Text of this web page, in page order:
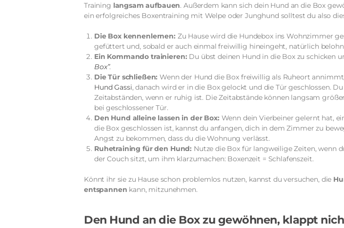
Training langsam aufbauen. Außerdem kann sich dein Hund an die Box
ein erfolgreiches Boxentraining mit Welpe oder Junghund solltest du also
Die Box kennenlernen: Zu Hause wird die Hundebox ins Wohnzimmer
gefüttert und, sobald er auch einmal freiwillig hineingeht, natürlich
Ein Kommando trainieren: Du übst deinen Hund in die Box zu schicken
Box”.
Die Tür schließen: Wenn der Hund die Box freiwillig als Ruheort
Hund Gassi, danach wird er in die Box gelockt und die Tür geschlossen.
Zeitabständen, wenn er ruhig ist. Die Zeitabstände können langsam
bei geschlossener Tür.
Den Hund alleine lassen in der Box: Wenn dein Vierbeiner gelernt hat,
die Box geschlossen ist, kannst du anfangen, dich in dem Zimmer zu
Angst zu bekommen, dass du die Wohnung verlässt.
Ruhetraining für den Hund: Nutze die Box für langweilige Zeiten, wenn
der Couch sitzt, um ihm klarzumachen: Boxenzeit = Schlafenszeit.
Könnt ihr sie zu Hause schon problemlos nutzen, kannst du versuchen, die
entspannen kann, mitzunehmen.
Den Hund an die Box zu gewöhnen, klappt